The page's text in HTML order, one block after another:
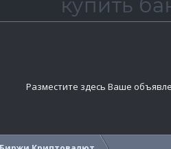
Разместите здесь Ваше